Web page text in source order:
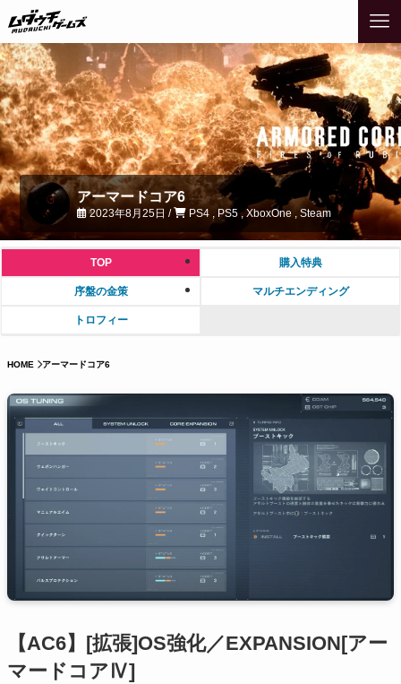
アーマードコア6
2023年8月25日 / PS4 , PS5 , XboxOne , Steam
TOP 購入特典
序盤の金策 マルチエンディング
トロフィー
HOME アーマードコア6
【AC6】[拡張]OS強化／EXPANSION[アー
マードコアⅣ]